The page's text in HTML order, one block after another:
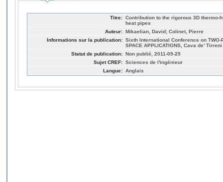
Titre: Contribution to the rigorous 3D
heat pipes
Auteur: Mikaelian, David; Colinet, Pierre
Informations sur la publication: Sixth International Conference on TWO-
SPACE APPLICATIONS, Cava de’ Tirreni
Statut de publication: Non publié, 2011-09-25
Sujet CREF: Sciences de l'ingénieur
Langue: Anglais